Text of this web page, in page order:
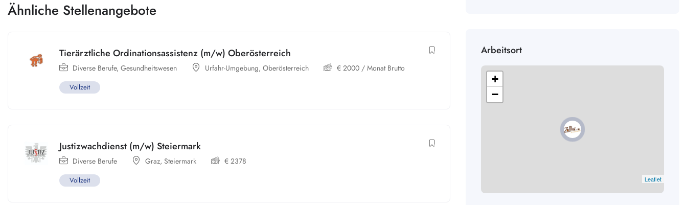
Ähnliche Stellenangebote
Tierärztliche Ordinationsassistenz (m/w) Oberösterreich
Diverse Berufe, Gesundheitswesen Urfahr-Umgebung, Oberösterreich € 2000 / Monat Brutto
Vollzeit
Justizwachdienst (m/w) Steiermark
Diverse Berufe Graz, Steiermark € 2378
Vollzeit
Arbeitsort
+
−
Leaflet